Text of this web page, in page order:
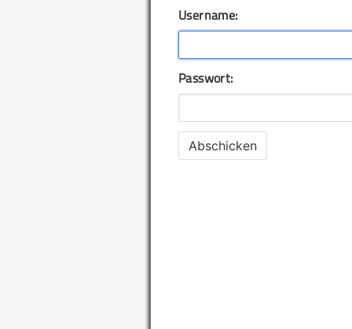
Username:
Passwort: